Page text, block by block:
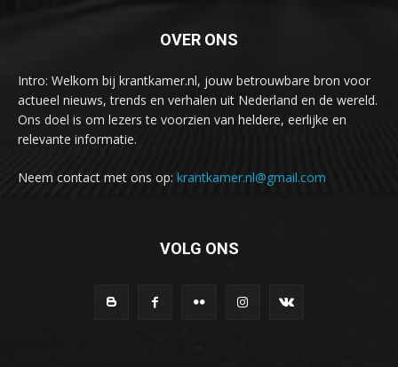
OVER ONS
Intro: Welkom bij krantkamer.nl, jouw betrouwbare bron voor
actueel nieuws, trends en verhalen uit Nederland en de wereld.
Ons doel is om lezers te voorzien van heldere, eerlijke en
relevante informatie.
Neem contact met ons op: krantkamer.nl@gmail.com
VOLG ONS